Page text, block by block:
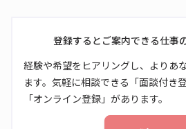
登録するとご案内できる仕事
経験や希望をヒアリングし、よりあ
ます。気軽に相談できる「面談付き
「オンライン登録」があります。